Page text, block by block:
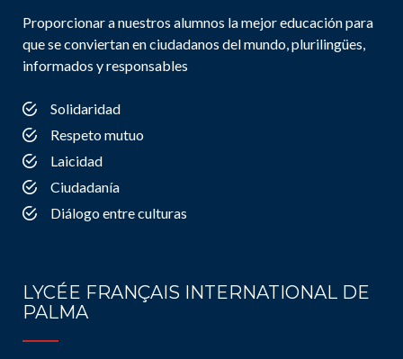
Proporcionar a nuestros alumnos la mejor educación para
que se conviertan en ciudadanos del mundo, plurilingües,
informados y responsables
Solidaridad
Respeto mutuo
Laicidad
Ciudadanía
Diálogo entre culturas
LYCÉE FRANÇAIS INTERNATIONAL DE
PALMA